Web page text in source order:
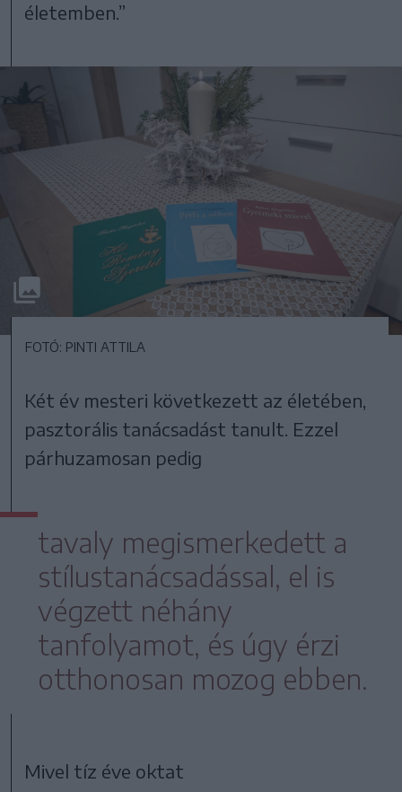
életemben.”
FOTÓ: PINTI ATTILA
Két év mesteri következett az életében,
pasztorális tanácsadást tanult. Ezzel
párhuzamosan pedig
tavaly megismerkedett a
stílustanácsadással, el is
végzett néhány
tanfolyamot, és úgy érzi
otthonosan mozog ebben.
Mivel tíz éve oktat